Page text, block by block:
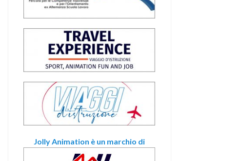
Jolly Animation è un marchio di